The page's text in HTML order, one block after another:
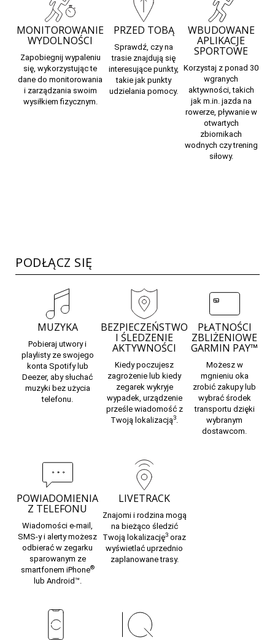
MONITOROWANIE
WYDOLNOŚCI
Zapobiegnij wypaleniu
się, wykorzystując te
dane do monitorowania
i zarządzania swoim
wysiłkiem fizycznym.
PRZED TOBĄ
Sprawdź, czy na
trasie znajdują się
interesujące punkty,
takie jak punkty
udzielania pomocy.
WBUDOWANE
APLIKACJE
SPORTOWE
Korzystaj z ponad 30
wgranych
aktywności, takich
jak m.in. jazda na
rowerze, pływanie w
otwartych
zbiornikach
wodnych czy trening
siłowy.
PODŁĄCZ SIĘ
MUZYKA
Pobieraj utwory i
playlisty ze swojego
konta Spotify lub
Deezer, aby słuchać
muzyki bez użycia
telefonu.
BEZPIECZEŃSTWO
I ŚLEDZENIE
AKTYWNOŚCI
Kiedy poczujesz
zagrożenie lub kiedy
zegarek wykryje
wypadek, urządzenie
prześle wiadomość z
Twoją lokalizacją3
PŁATNOŚCI
ZBLIŻENIOWE
GARMIN PAY™
Możesz w
mgnieniu oka
zrobić zakupy lub
wybrać środek
transportu dzięki
wybranym
dostawcom.
POWIADOMIENIA
Z TELEFONU
Wiadomości e-mail,
SMS-y i alerty możesz
odbierać w zegarku
sparowanym ze
smartfonem iPhone®
lub Android™.
LIVETRACK
Znajomi i rodzina mogą
na bieżąco śledzić
Twoją lokalizację3 oraz
wyświetlać uprzednio
zaplanowane trasy.